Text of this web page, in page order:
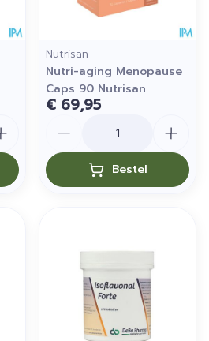
Nutrisan
Nutri-aging Menopause
Caps 90 Nutrisan
€ 69,95
Bestel